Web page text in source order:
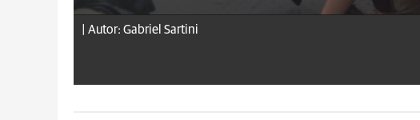
Autor: Gabriel Sartini